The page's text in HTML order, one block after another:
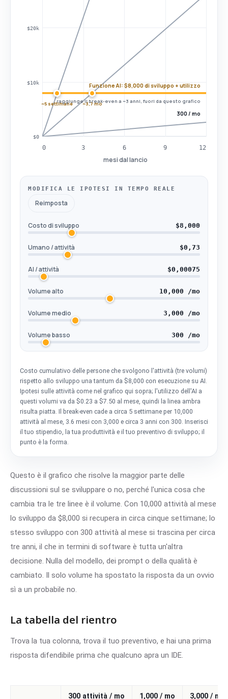
Lo stesso sviluppo a tre volumi
$0
$10k
$20k
300 / mo
Funzione AI: $8,000 di sviluppo + utilizzo
~5 settimane ~3,7 mo
raggiunge il break-even a ~3 anni, fuori da questo grafico
0 3 6 9 12
mesi dal lancio
MODIFICA LE IPOTESI IN TEMPO REALE
Reimposta
Costo di sviluppo $8,000
Umano / attività $0,73
AI / attività $0,00075
Volume alto 10,000 /mo
Volume medio 3,000 /mo
Volume basso 300 /mo
Costo cumulativo delle persone che svolgono l'attività (tre volumi)
rispetto allo sviluppo una tantum da $8,000 con esecuzione su AI.
Ipotesi sulle attività come nel grafico qui sopra; l'utilizzo dell'AI a
questi volumi va da $0.23 a $7.50 al mese, quindi la linea ambra
risulta piatta. Il break-even cade a circa 5 settimane per 10,000
attività al mese, 3.6 mesi con 3,000 e circa 3 anni con 300. Inserisci
il tuo stipendio, la tua produttività e il tuo preventivo di sviluppo; il
punto è la forma.
Questo è il grafico che risolve la maggior parte delle
discussioni sul se sviluppare o no, perché l'unica cosa che
cambia tra le tre linee è il volume. Con 10,000 attività al mese
lo sviluppo da $8,000 si recupera in circa cinque settimane; lo
stesso sviluppo con 300 attività al mese si trascina per circa
tre anni, il che in termini di software è tutta un'altra
decisione. Nulla del modello, dei prompt o della qualità è
cambiato. Il solo volume ha spostato la risposta da un ovvio
sì a un probabile no.
La tabella del rientro
Trova la tua colonna, trova il tuo preventivo, e hai una prima
risposta difendibile prima che qualcuno apra un IDE.
300 attività / mo 1,000 / mo 3,000 / mo